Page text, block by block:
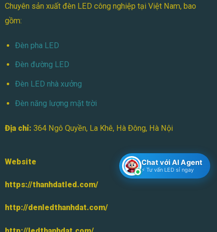
Đáp
Chuyên sản xuất đèn LED công nghiệp tại Việt Nam, bao
gồm:
Đèn pha LED
Đèn đường LED
Đèn LED nhà xưởng
Đèn năng lượng mặt trời
Địa chỉ: 364 Ngô Quyền, La Khê, Hà Đông, Hà Nội
Website
https://thanhdatled.com/
http://denledthanhdat.com/
Chat với AI Agent
⚡ Tư vấn LED sỉ ngay